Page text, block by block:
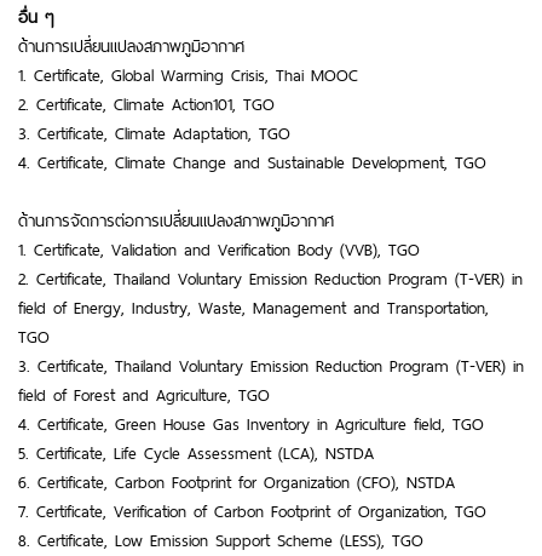
อื่น ๆ
ด้านการเปลี่ยนแปลงสภาพภูมิอากาศ
1. Certificate, Global Warming Crisis, Thai MOOC
2. Certificate, Climate Action101, TGO
3. Certificate, Climate Adaptation, TGO
4. Certificate, Climate Change and Sustainable Development, TGO
ด้านการจัดการต่อการเปลี่ยนแปลงสภาพภูมิอากาศ
1. Certificate, Validation and Verification Body (VVB), TGO
2. Certificate, Thailand Voluntary Emission Reduction Program (T-VER) in
field of Energy, Industry, Waste, Management and Transportation,
TGO
3. Certificate, Thailand Voluntary Emission Reduction Program (T-VER) in
field of Forest and Agriculture, TGO
4. Certificate, Green House Gas Inventory in Agriculture field, TGO
5. Certificate, Life Cycle Assessment (LCA), NSTDA
6. Certificate, Carbon Footprint for Organization (CFO), NSTDA
7. Certificate, Verification of Carbon Footprint of Organization, TGO
8. Certificate, Low Emission Support Scheme (LESS), TGO